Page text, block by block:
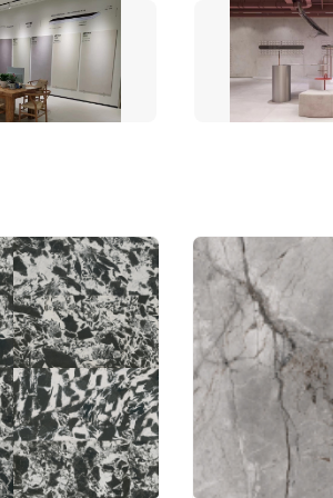
3分钟前
13分钟前
10分钟前
7分钟前
2分钟前
2分钟前
4分钟前
12分钟前
10分钟前
9分钟前
2分钟前